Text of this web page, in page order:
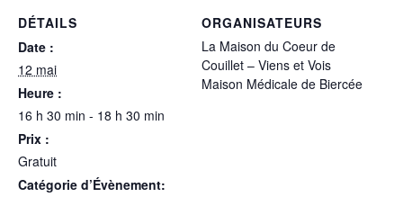
DÉTAILS
Date :
12 mai
Heure :
16 h 30 min - 18 h 30 min
Prix :
Gratuit
Catégorie d’Évènement:
ORGANISATEURS
La Maison du Coeur de
Couillet – Viens et Vois
Maison Médicale de Biercée